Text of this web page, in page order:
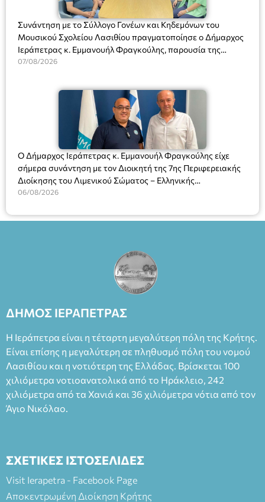
Συνάντηση με το Σύλλογο Γονέων και Κηδεμόνων του
Μουσικού Σχολείου Λασιθίου πραγματοποίησε ο Δήμαρχος
Ιεράπετρας κ. Εμμανουήλ Φραγκούλης, παρουσία της
Διευθύντριας του σχολείου κας Μαριάννας Χαΐτα.
07/08/2026
Ο Δήμαρχος Ιεράπετρας κ. Εμμανουήλ Φραγκούλης είχε
σήμερα συνάντηση με τον Διοικητή της 7ης Περιφερειακής
Διοίκησης του Λιμενικού Σώματος – Ελληνικής
Ακτοφυλακής (Λ.Σ.-ΕΛ.ΑΚΤ.), Αρχιπλοίαρχο Λ.Σ. κ. Ιωάννη
06/08/2026
ΔΗΜΟΣ ΙΕΡΑΠΕΤΡΑΣ
Η Ιεράπετρα είναι η τέταρτη μεγαλύτερη πόλη της Κρήτης.
Είναι επίσης η μεγαλύτερη σε πληθυσμό πόλη του νομού
Λασιθίου και η νοτιότερη της Ελλάδας. Βρίσκεται 100
χιλιόμετρα νοτιοανατολικά από το Ηράκλειο, 242
χιλιόμετρα από τα Χανιά και 36 χιλιόμετρα νότια από τον
Άγιο Νικόλαο.
ΣΧΕΤΙΚΕΣ ΙΣΤΟΣΕΛΙΔΕΣ
Visit Ierapetra - Facebook Page
Αποκεντρωμένη Διοίκηση Κρήτης